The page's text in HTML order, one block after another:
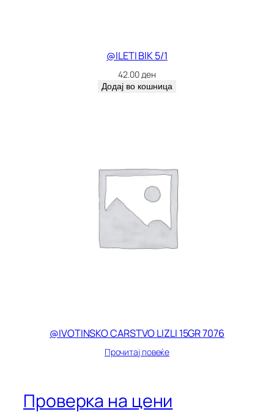
@ILETI BIK 5/1
42.00ден
Додај во кошница
@IVOTINSKO CARSTVO LIZLI 15GR 7076
Прочитај повеќе
Проверка на цени